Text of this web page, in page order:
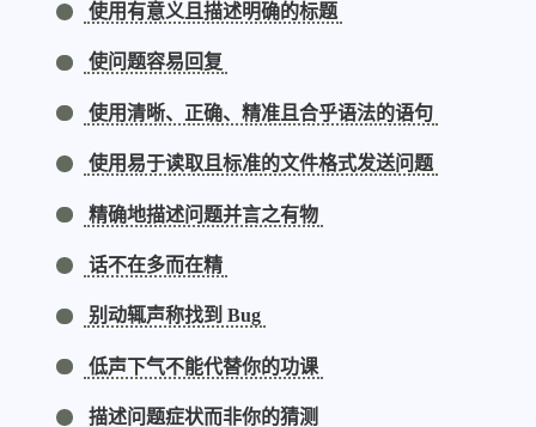
使用有意义且描述明确的标题
使问题容易回复
使用清晰、正确、精准且合乎语法的语句
使用易于读取且标准的文件格式发送问题
精确地描述问题并言之有物
话不在多而在精
别动辄声称找到 Bug
低声下气不能代替你的功课
描述问题症状而非你的猜测